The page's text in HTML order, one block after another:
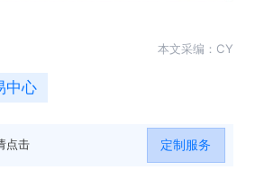
中心
本文采编：CY
点击 定制服务